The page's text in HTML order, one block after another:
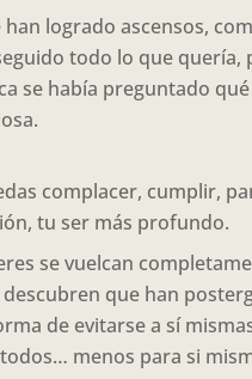
logrado ascensos,
todo lo que
se había preguntado
complacer, cumplir,
tu ser más profundo.
se vuelcan
que han
de evitarse a sí
menos para si